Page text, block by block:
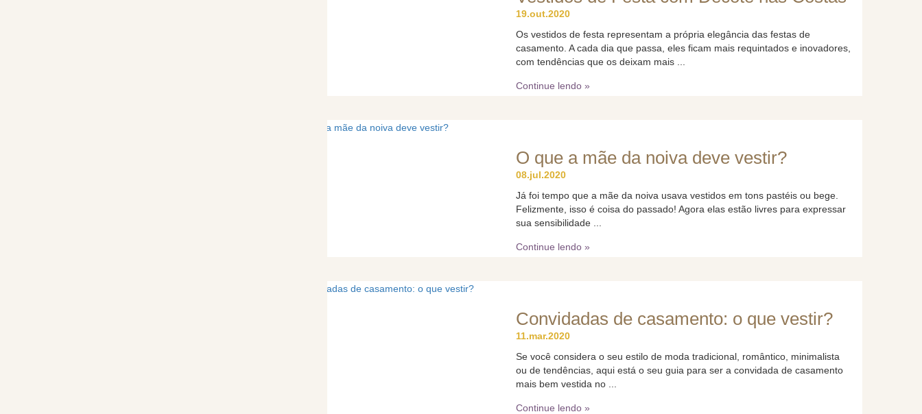
19.out.2020
Os vestidos de festa representam a própria elegância das festas de
casamento. A cada dia que passa, eles ficam mais requintados e inovadores,
com tendências que os deixam mais ...
Continue lendo »
O que a mãe da noiva deve vestir?
08.jul.2020
Já foi tempo que a mãe da noiva usava vestidos em tons pastéis ou bege.
Felizmente, isso é coisa do passado! Agora elas estão livres para expressar
sua sensibilidade ...
Continue lendo »
Convidadas de casamento: o que vestir?
11.mar.2020
Se você considera o seu estilo de moda tradicional, romântico, minimalista
ou de tendências, aqui está o seu guia para ser a convidada de casamento
mais bem vestida no ...
Continue lendo »